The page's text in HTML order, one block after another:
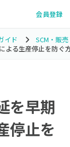
会員登録
イド
SCM・販
よる生産停止を防ぐ
を早期
停止を